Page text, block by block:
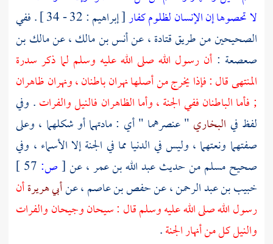
لا تحصوها إن الإنسان لظلوم كفار
[ إبراهيم : 32 - 34 ] . ففي
الصحيحين من طريققتادة، عنأنس بن مالك، عنمالك بن
صعصعة : أن رسول الله صلى الله عليه وسلم لما ذكر سدرة
المنتهى قال : فإذا يخرج من أصلها نهران باطنان ، ونهران ظاهران
; فأما الباطنان ففي الجنة ، وأما الظاهران فالنيلوالفرات. وفي
لفظ في البخاري " عنصرهما " أي : مادتهما أو شكلهما ، وعلى
صفتهما ونعتهما ، وليس في الدنيا مما في الجنة إلا الأسماء ، وفي
صحيحمسلممن حديثعبد الله بن عمر، عن[ص:
خبيب بن عبد الرحمن، عنحفص بن عاصم، عنأبي هريرةأن
رسول الله صلى الله عليه وسلم قال :سيحانوجيحانوالفرات
والنيلكل من أنهار الجنة.